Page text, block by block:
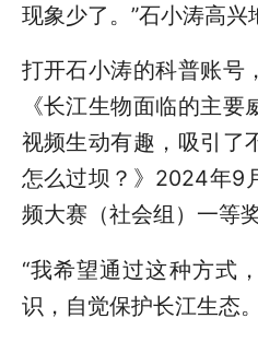
现象少了。”石小涛高兴
打开石小涛的科普账号
《长江生物面临的主
视频生动有趣，吸引了
怎么过坝？》2024年9
频大赛（社会组）一等奖
“我希望通过这种方式
识，自觉保护长江生态。